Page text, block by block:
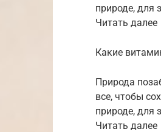
природе, для
Читать далее
Какие
Природа
все, чтобы
природе, для
Читать далее